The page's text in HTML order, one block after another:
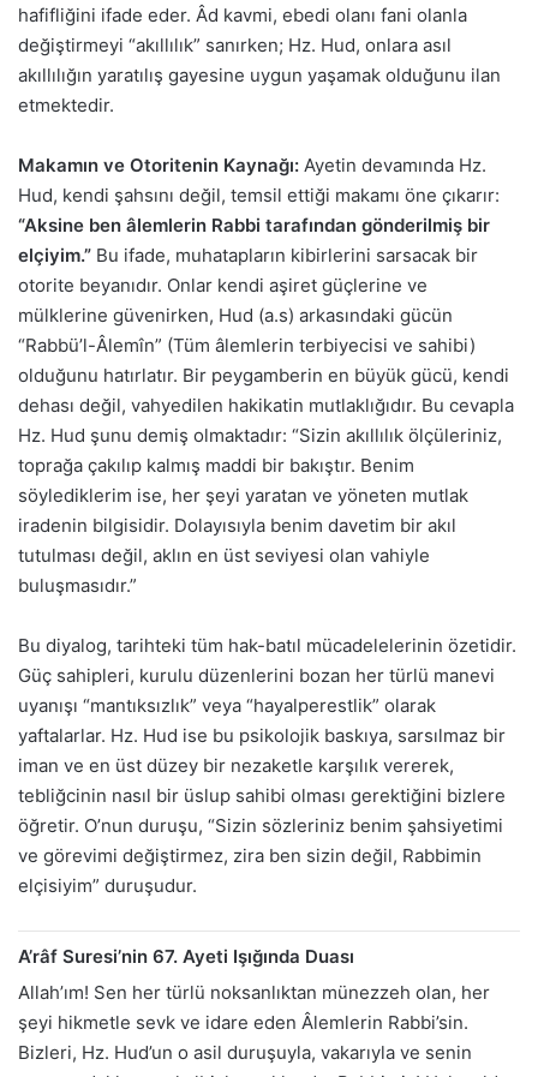
hafifliğini ifade eder. Âd kavmi, ebedi olanı fani olanla
değiştirmeyi “akıllılık” sanırken; Hz. Hud, onlara asıl
akıllılığın yaratılış gayesine uygun yaşamak olduğunu ilan
etmektedir.
Makamın ve Otoritenin Kaynağı: Ayetin devamında Hz.
Hud, kendi şahsını değil, temsil ettiği makamı öne çıkarır:
“Aksine ben âlemlerin Rabbi tarafından gönderilmiş bir
elçiyim.” Bu ifade, muhatapların kibirlerini sarsacak bir
otorite beyanıdır. Onlar kendi aşiret güçlerine ve
mülklerine güvenirken, Hud (a.s) arkasındaki gücün
“Rabbü’l-Âlemîn” (Tüm âlemlerin terbiyecisi ve sahibi)
olduğunu hatırlatır. Bir peygamberin en büyük gücü, kendi
dehası değil, vahyedilen hakikatin mutlaklığıdır. Bu cevapla
Hz. Hud şunu demiş olmaktadır: “Sizin akıllılık ölçüleriniz,
toprağa çakılıp kalmış maddi bir bakıştır. Benim
söylediklerim ise, her şeyi yaratan ve yöneten mutlak
iradenin bilgisidir. Dolayısıyla benim davetim bir akıl
tutulması değil, aklın en üst seviyesi olan vahiyle
buluşmasıdır.”
Bu diyalog, tarihteki tüm hak-batıl mücadelelerinin özetidir.
Güç sahipleri, kurulu düzenlerini bozan her türlü manevi
uyanışı “mantıksızlık” veya “hayalperestlik” olarak
yaftalarlar. Hz. Hud ise bu psikolojik baskıya, sarsılmaz bir
iman ve en üst düzey bir nezaketle karşılık vererek,
tebliğcinin nasıl bir üslup sahibi olması gerektiğini bizlere
öğretir. O’nun duruşu, “Sizin sözleriniz benim şahsiyetimi
ve görevimi değiştirmez, zira ben sizin değil, Rabbimin
elçisiyim” duruşudur.
A’râf Suresi’nin 67. Ayeti Işığında Duası
Allah’ım! Sen her türlü noksanlıktan münezzeh olan, her
şeyi hikmetle sevk ve idare eden Âlemlerin Rabbi’sin.
Bizleri, Hz. Hud’un o asil duruşuyla, vakarıyla ve senin